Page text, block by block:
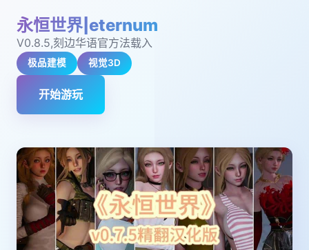
永恒世界|eternum
V0.8.5,刻边华语官方法载入
极品建模 视觉3D
开始游玩